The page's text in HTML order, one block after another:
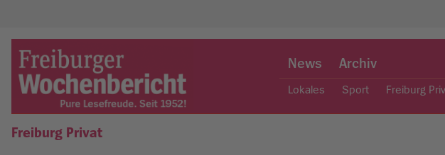
content
Freiburger Wochenbericht
News Archiv
Lokales Sport Freiburg
Freiburg Privat